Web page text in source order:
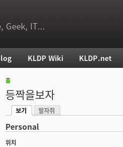
Geek, IT...
현재 위치
홈
등짝을보자
기본탭
보기
발자취
Personal
위치
KLDP Wiki KLDP.net